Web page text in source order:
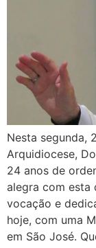
Nesta segunda,
Arquidiocese,
24 anos de
alegra com esta
vocação e
hoje, com uma
em São José.